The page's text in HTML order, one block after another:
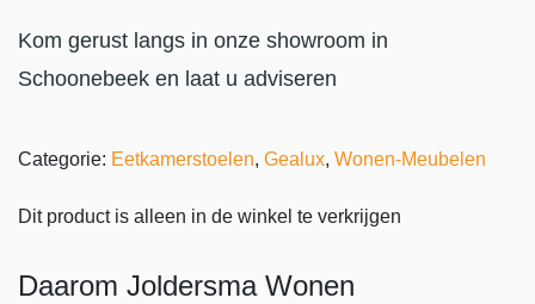
Kom gerust langs in onze showroom in
Schoonebeek en laat u adviseren
Categorie: Eetkamerstoelen, Gealux, Wonen-Meubelen
Dit product is alleen in de winkel te verkrijgen
Daarom Joldersma Wonen